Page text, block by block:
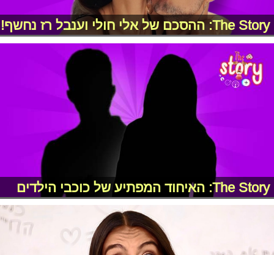
The Story: ההסכם של אלי חולי וענבל רז נחשף!
The Story: האיחוד המפתיע של כוכבי הילדים